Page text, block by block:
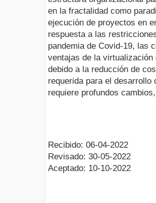
en la fractalidad como
ejecución de proyectos en
respuesta a las
pandemia de Covid-19, las
ventajas de la
debido a la reducción de
requerida para el
requiere profundos
Recibido: 06-04-2022
Revisado: 30-05-2022
Aceptado: 10-10-2022